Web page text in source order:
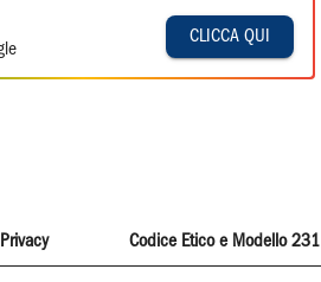
CLICCA QUI
Privacy Codice Etico e Modello 231